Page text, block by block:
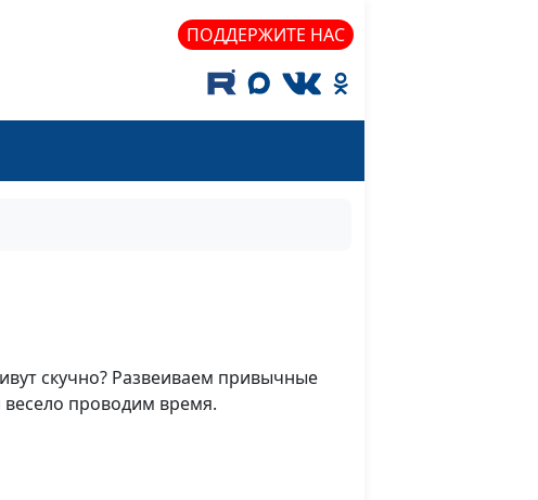
ПОДДЕРЖИТЕ НАС
скучно? Развеиваем привычные
проводим время.